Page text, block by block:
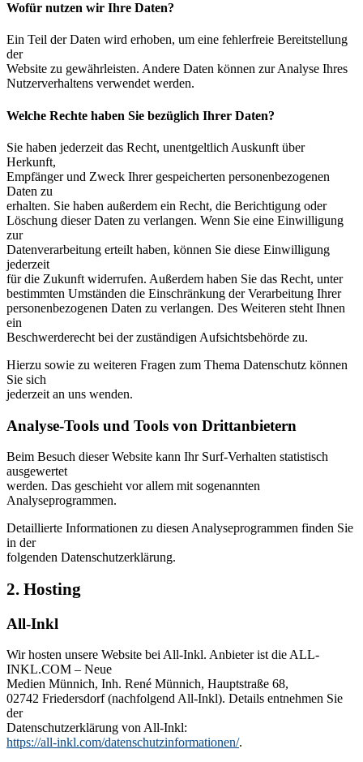
Wofür nutzen wir Ihre Daten?
Ein Teil der Daten wird erhoben, um eine fehlerfreie Bereitstellung
der
Website zu gewährleisten. Andere Daten können zur Analyse Ihres
Nutzerverhaltens verwendet werden.
Welche Rechte haben Sie bezüglich Ihrer Daten?
Sie haben jederzeit das Recht, unentgeltlich Auskunft über
Herkunft,
Empfänger und Zweck Ihrer gespeicherten personenbezogenen
Daten zu
erhalten. Sie haben außerdem ein Recht, die Berichtigung oder
Löschung dieser Daten zu verlangen. Wenn Sie eine Einwilligung
zur
Datenverarbeitung erteilt haben, können Sie diese Einwilligung
jederzeit
für die Zukunft widerrufen. Außerdem haben Sie das Recht, unter
bestimmten Umständen die Einschränkung der Verarbeitung Ihrer
personenbezogenen Daten zu verlangen. Des Weiteren steht Ihnen
ein
Beschwerderecht bei der zuständigen Aufsichtsbehörde zu.
Hierzu sowie zu weiteren Fragen zum Thema Datenschutz können
Sie sich
jederzeit an uns wenden.
Analyse-Tools und Tools von Dritt­anbietern
Beim Besuch dieser Website kann Ihr Surf-Verhalten statistisch
ausgewertet
werden. Das geschieht vor allem mit sogenannten
Analyseprogrammen.
Detaillierte Informationen zu diesen Analyseprogrammen finden Sie
in der
folgenden Datenschutzerklärung.
2. Hosting
All-Inkl
Wir hosten unsere Website bei All-Inkl. Anbieter ist die ALL-
INKL.COM – Neue
Medien Münnich, Inh. René Münnich, Hauptstraße 68,
02742 Friedersdorf (nachfolgend All-Inkl). Details entnehmen Sie
der
Datenschutzerklärung von All-Inkl:
https://all-inkl.com/datenschutzinformationen/.